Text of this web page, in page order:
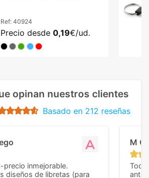
Ref: 40924
Precio desde 0,19€/ud.
opinan nuestros clientes
Basado en 212 reseñas
precio inmejorable.
diseños de libretas (para
M C
Todo